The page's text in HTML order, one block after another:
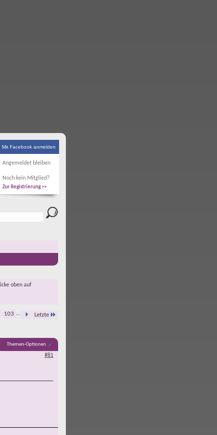
Mit Facebook anmelden
Angemeldet bleiben
Noch kein Mitglied?
Zur Registrierung >>
oben auf
103 ... Letzte
Themen-Optionen
#81